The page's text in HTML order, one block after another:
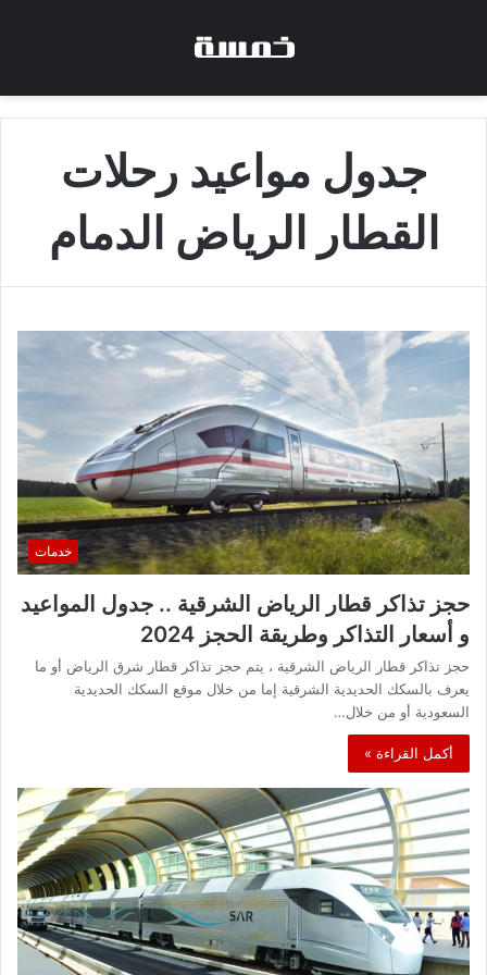
جدول مواعيد رحلات
القطار الرياض الدمام
خدمات
حجز تذاكر قطار الرياض الشرقية .. جدول المواعيد
و أسعار التذاكر وطريقة الحجز 2024
حجز تذاكر قطار الرياض الشرقية ، يتم حجز تذاكر قطار شرق الرياض أو ما
يعرف بالسكك الحديدية الشرقية إما من خلال موقع السكك الحديدية
السعودية أو من خلال…
أكمل القراءة »